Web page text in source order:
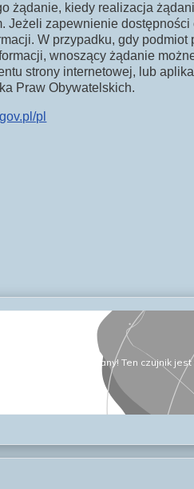
żądanie, kiedy realizacja
Jeżeli zapewnienie
W przypadku, gdy
wnoszący żądanie
strony internetowej, lub
Praw Obywatelskich.
pl